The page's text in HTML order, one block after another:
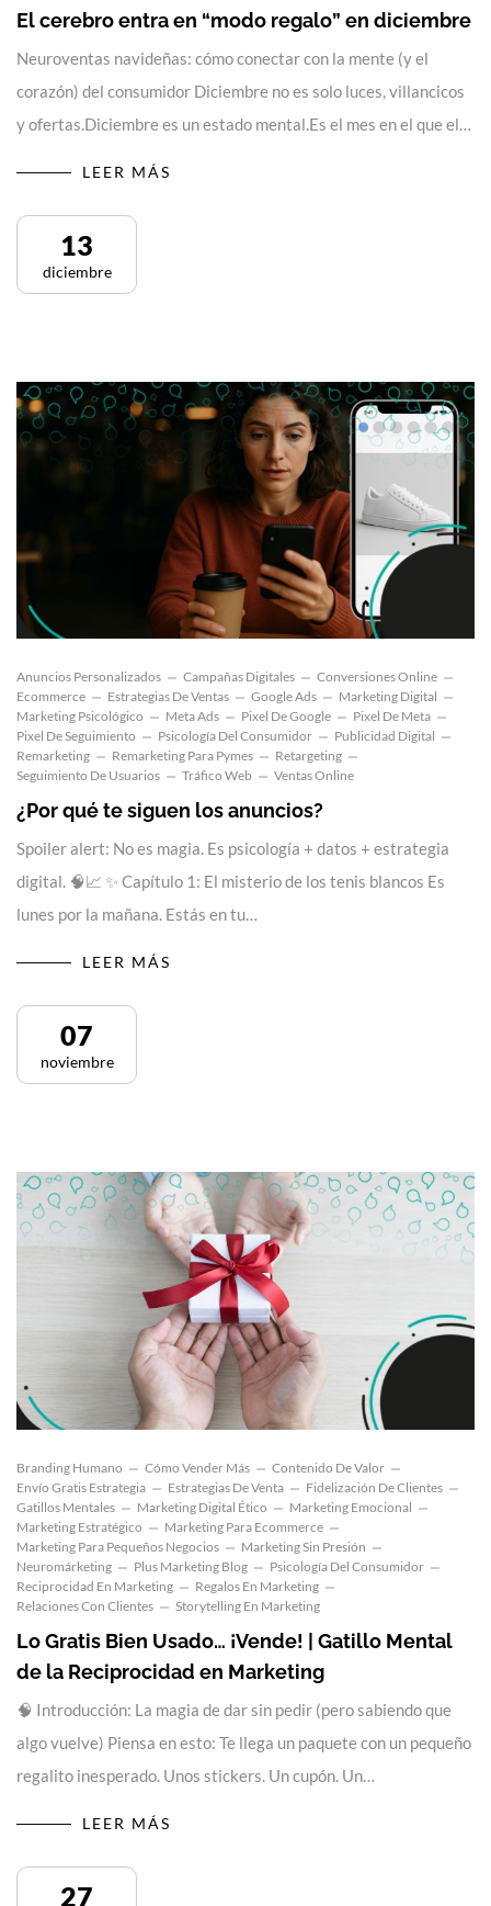
El cerebro entra en “modo regalo” en diciembre
Neuroventas navideñas: cómo conectar con la mente (y el
corazón) del consumidor Diciembre no es solo luces, villancicos
y ofertas.Diciembre es un estado mental.Es el mes en el que el…
LEER MÁS
13
diciembre
Anuncios Personalizados Campañas Digitales
Conversiones Online
Ecommerce
Estrategias De Ventas Google Ads
Marketing Digital
Marketing Psicológico
Meta Ads Pixel De Google
Pixel De Meta
Pixel De Seguimiento
Psicología Del Consumidor
Publicidad Digital
Remarketing
Remarketing Para Pymes
Retargeting
Seguimiento De Usuarios
Tráfico Web Ventas Online
¿Por qué te siguen los anuncios?
Spoiler alert: No es magia. Es psicología + datos + estrategia
digital. 🧠📈 ✨ Capítulo 1: El misterio de los tenis blancos Es
lunes por la mañana. Estás en tu…
LEER MÁS
07
noviembre
Branding Humano Cómo Vender Más
Contenido De Valor
Envío Gratis Estrategia
Estrategias De Venta
Fidelización De Clientes
Gatillos Mentales
Marketing Digital Ético
Marketing Emocional
Marketing Estratégico
Marketing Para Ecommerce
Marketing Para Pequeños Negocios
Marketing Sin Presión
Neuromárketing
Plus Marketing Blog
Psicología Del Consumidor
Reciprocidad En Marketing
Regalos En Marketing
Relaciones Con Clientes
Storytelling En Marketing
Lo Gratis Bien Usado… ¡Vende! | Gatillo Mental
de la Reciprocidad en Marketing
🧠 Introducción: La magia de dar sin pedir (pero sabiendo que
algo vuelve) Piensa en esto: Te llega un paquete con un pequeño
regalito inesperado. Unos stickers. Un cupón. Un…
LEER MÁS
27